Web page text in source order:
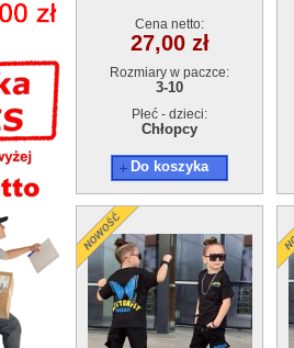
Cena netto:
27,00 zł
Rozmiary w paczce:
3-10
Płeć - dzieci:
Chłopcy
Do koszyka